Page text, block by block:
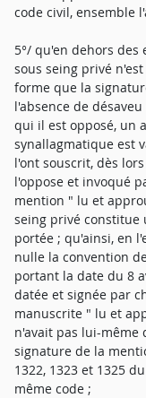
code civil, ensemble
5°/ qu'en dehors
sous seing privé
forme que la
l'absence de
qui il est opposé, un
synallagmatique est
l'ont souscrit, dès
l'oppose et invoqué
mention " lu et
seing privé
portée ; qu'ainsi, en
nulle la convention
portant la date du 8
datée et signée par
manuscrite " lu et
n'avait pas lui-même
signature de la
1322, 1323 et 1325
même code ;